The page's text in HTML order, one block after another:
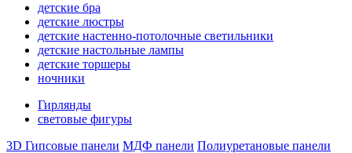
детские бра
детские люстры
детские настенно-потолочные светильники
детские настольные лампы
детские торшеры
ночники
Гирлянды
световые фигуры
3D Гипсовые панели МДФ панели Полиуретановые панели